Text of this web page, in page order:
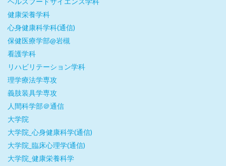
健康栄養学科
心身健康科学科(通信)
保健医療学部@岩槻
看護学科
リハビリテーション学科
理学療法学専攻
義肢装具学専攻
人間科学部＠通信
大学院
大学院_心身健康科学(通信)
大学院_臨床心理学(通信)
大学院_健康栄養科学